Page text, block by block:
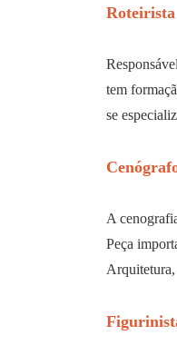
Roteirista
tem
se
A
Peça